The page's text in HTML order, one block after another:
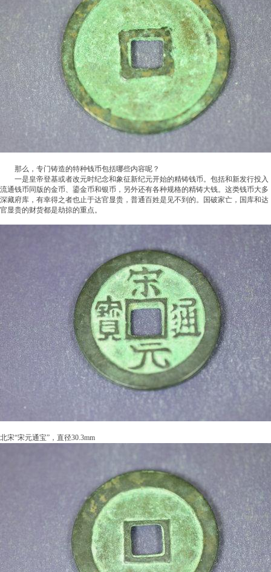
那么，专门铸造的特种钱币包括哪些内容呢？
一是皇帝登基或者改元时纪念和象征新纪元开始的精铸钱币。包括和新发行投入
流通钱币同版的金币、鎏金币和银币，另外还有各种规格的精铸大钱。这类钱币大多
深藏府库，有幸得之者也止于达官显贵，普通百姓是见不到的。国破家亡，国库和达
官显贵的财货都是劫掠的重点。
北宋“宋元通宝”，直径30.3mm